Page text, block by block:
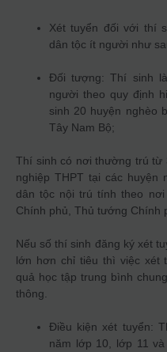
Xét tuyển đối với thí
dân tộc ít người như
Đối tượng: Thí sinh
người theo quy định
sinh 20 huyện nghèo
Tây Nam Bộ;
Thí sinh có nơi thường trú từ
nghiệp THPT tại các huyện
dân tộc nội trú tính theo
Chính phủ, Thủ tướng Chính
Nếu số thí sinh đăng ký xét
lớn hơn chỉ tiêu thì việc xét
quả học tập trung bình
thông.
Điều kiện xét tuyển:
năm lớp 10, lớp 11